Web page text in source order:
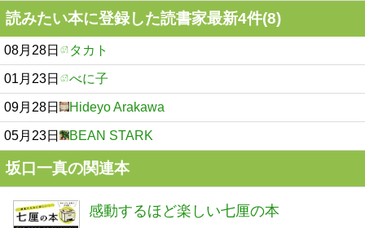
読みたい本に登録した読書家最新4件(8)
08月28日 タカト
01月23日 べに子
09月28日 Hideyo Arakawa
05月23日 BEAN STARK
坂口一真の関連本
感動するほど楽しい七厘の本